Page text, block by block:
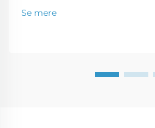
forretningsinvestering...
Se mere